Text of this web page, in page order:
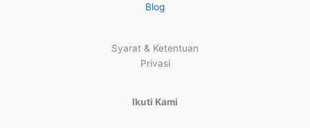
Blog
Syarat & Ketentuan
Privasi
Ikuti Kami